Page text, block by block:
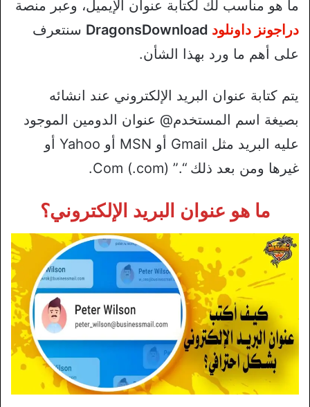
ما هو مناسب لك لكتابة عنوان الإيميل، وعبر منصة
دراجونز داونلود
سنتعرف
على أهم ما ورد بهذا الشأن.
يتم كتابة عنوان البريد الإلكتروني عند انشائه
بصيغة اسم المستخدم@ عنوان الدومين الموجود
عليه البريد مثل Gmail أو MSN أو Yahoo أو
غيرها ومن بعد ذلك “.” Com (.com).
ما هو عنوان البريد الإلكتروني؟